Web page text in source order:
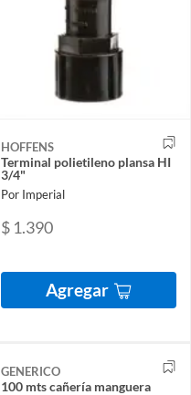
HOFFENS
Terminal polietileno plansa HI
3/4"
Por Imperial
$ 1.390
Agregar
GENERICO
100 mts cañería manguera